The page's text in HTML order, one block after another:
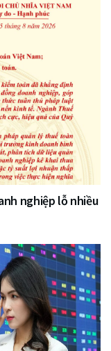
nghiệp lỗ nhiều